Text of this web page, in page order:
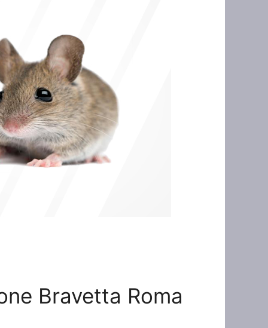
Bravetta Roma